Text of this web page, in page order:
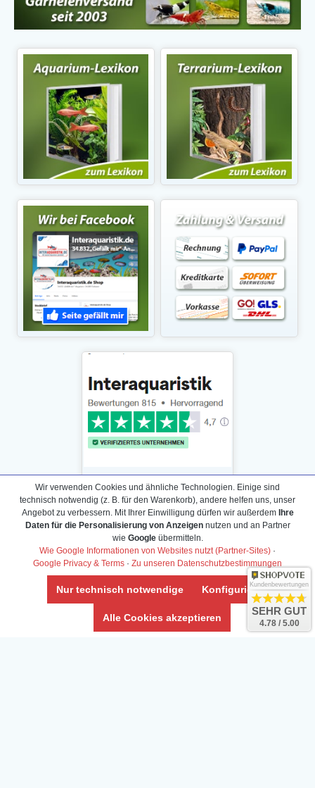
Daten­schutz­erklärung
Widerrufs­recht /Widerrufs­formular
AGB & Info
Impressum
Umwelt und Entsorgung
Vertrag widerrufen
Wir verwenden Cookies und ähnliche Technologien. Einige sind
technisch notwendig (z. B. für den Warenkorb), andere helfen uns, unser
Angebot zu verbessern. Mit Ihrer Einwilligung dürfen wir außerdem Ihre
Daten für die Personalisierung von Anzeigennutzen und an Partner
wie Googleübermitteln.
Wie Google Informationen von Websites nutzt (Partner-Sites) ·
Google Privacy & Terms · Zu unseren Datenschutzbestimmungen
Nur technisch notwendige Konfigurieren
Alle Cookies akzeptieren
Kundenbewertungen
SEHR GUT
4.78 / 5.00